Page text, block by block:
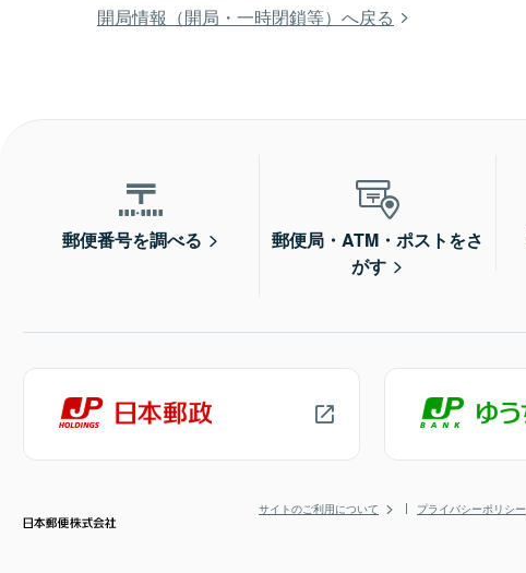
開局情報（開局・一時閉鎖等）へ戻る
郵便番号を調べる
郵便局・ATM・ポストをさ
がす
サイトのご利用について プライバシーポリシー